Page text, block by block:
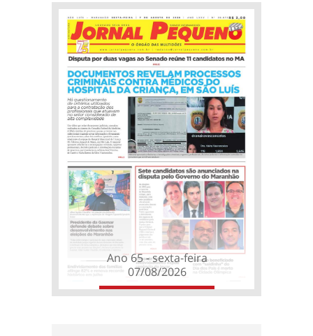
Ano 65 - sexta-feira
07/08/2026